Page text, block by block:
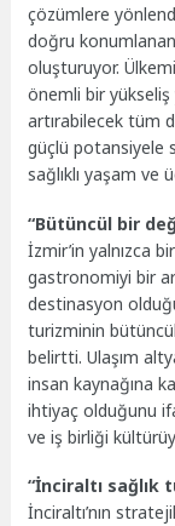
çözümlere
doğru
oluşturuyor.
önemli bir yükseliş
artırabilecek tüm
güçlü potansiyele
sağlıklı yaşam ve
“Bütüncül bir
İzmir’in yalnızca
gastronomiyi bir
destinasyon
turizminin
belirtti. Ulaşım
insan kaynağına
ihtiyaç olduğunu
ve iş birliği
“İnciraltı
İnciraltı’nın